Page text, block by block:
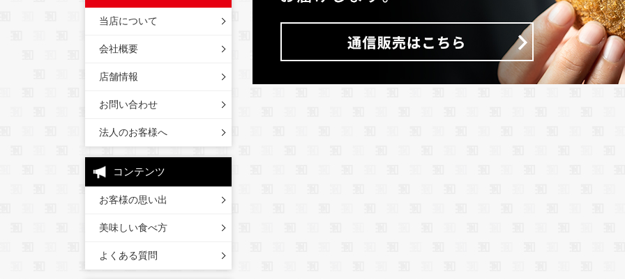
当店について
会社概要
店舗情報
お問い合わせ
法人のお客様へ
コンテンツ
お客様の思い出
美味しい食べ方
よくある質問